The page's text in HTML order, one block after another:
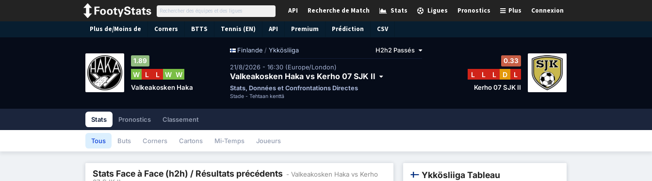
Connexion
Plus
Pronostics
Ligues
Stats
Recherche de Match
API
Plus de/Moins de Corners BTTS Tennis (EN) API Premium Prédiction CSV
Finlande / Ykkösliiga H2h2 Passés
21/8/2026 - 16:30 (Europe/London)
Valkeakosken Haka vs Kerho 07 SJK II
Stats, Données et Confrontations Directes
Stade - Tehtaan kenttä
1.89
W L L W W
Valkeakosken Haka
0.33
L L L D L
Kerho 07 SJK II
Stats Pronostics Classement
Tous Buts Corners Cartons Mi-Temps Joueurs
Stats Face à Face (h2h) / Résultats précédents - Valkeakosken Haka vs Kerho
Ykkösliiga Tableau